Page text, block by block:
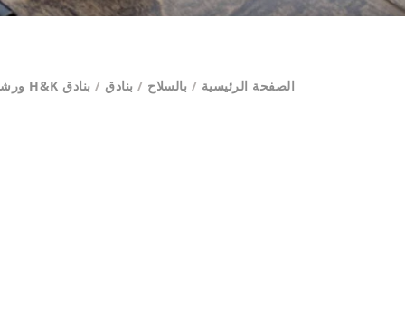
الصفحة الرئيسية / بالسلاح / بنادق / بنادق H&K ورشاشات جنرالات